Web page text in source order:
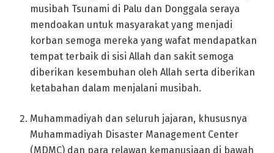
musibah Tsunami di Palu dan Donggala seraya
mendoakan untuk masyarakat yang menjadi
korban semoga mereka yang wafat mendapatkan
tempat terbaik di sisi Allah dan sakit semoga
diberikan kesembuhan oleh Allah serta diberikan
ketabahan dalam menjalani musibah.
Muhammadiyah dan seluruh jajaran, khususnya
Muhammadiyah Disaster Management Center
(MDMC) dan para relawan kemanusiaan di bawah